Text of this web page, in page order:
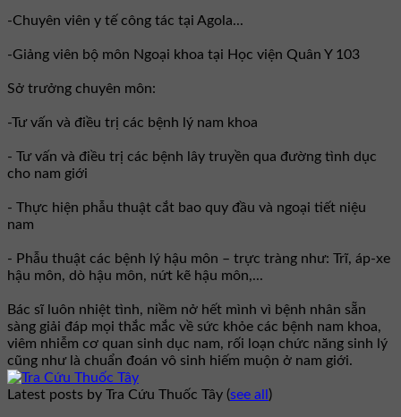
-Chuyên viên y tế công tác tại Agola...
-Giảng viên bộ môn Ngoại khoa tại Học viện Quân Y 103
Sở trưởng chuyên môn:
-Tư vấn và điều trị các bệnh lý nam khoa
- Tư vấn và điều trị các bệnh lây truyền qua đường tình dục
cho nam giới
- Thực hiện phẫu thuật cắt bao quy đầu và ngoại tiết niệu
nam
- Phẫu thuật các bệnh lý hậu môn – trực tràng như: Trĩ, áp-xe
hậu môn, dò hậu môn, nứt kẽ hậu môn,...
Bác sĩ luôn nhiệt tình, niềm nở hết mình vì bệnh nhân sẵn
sàng giải đáp mọi thắc mắc về sức khỏe các bệnh nam khoa,
viêm nhiễm cơ quan sinh dục nam, rối loạn chức năng sinh lý
cũng như là chuẩn đoán vô sinh hiếm muộn ở nam giới.
Latest posts by Tra Cứu Thuốc Tây (see all )